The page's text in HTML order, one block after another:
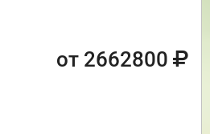
от 2662800